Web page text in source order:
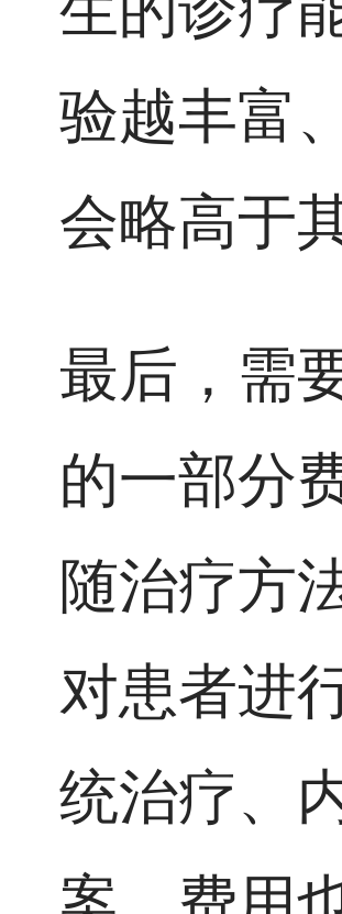
验越丰富
会略高于
最后，需
的一部分
随治疗方
对患者进
统治疗、